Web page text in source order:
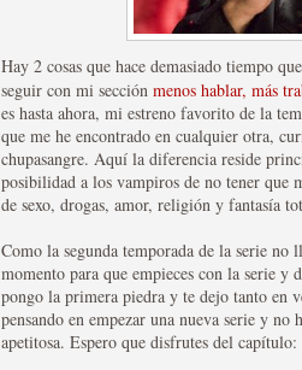
Recomendación de la semana
tienen fecha de
MOLTISANTI
Recomendación de la semana
Hay 2 cosas que hace demasiado tiempo
seguir con mi sección menos hablar, más
es hasta ahora, mi estreno favorito de la
que me he encontrado en cualquier otra,
chupasangre. Aquí la diferencia reside
posibilidad a los vampiros de no tener que
de sexo, drogas, amor, religión y fantasía
Como la segunda temporada de la serie
momento para que empieces con la serie y
pongo la primera piedra y te dejo tanto en
pensando en empezar una nueva serie y
apetitosa. Espero que disfrutes del capítulo: